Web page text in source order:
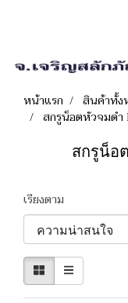
หน้าแรก สินค้าทั้ง
สกรูน็อตหัวจมดำ
สกรูน็อต
เรียงตาม